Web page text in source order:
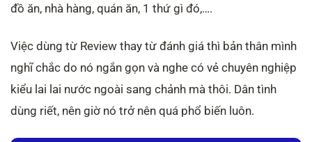
đồ ăn, nhà hàng, quán ăn, 1 thứ gì đó,….
Việc dùng từ Review thay từ đánh giá thì bản thân mình
nghĩ chắc do nó ngắn gọn và nghe có vẻ chuyên nghiệp
kiểu lai lai nước ngoài sang chảnh mà thôi. Dân tình
dùng riết, nên giờ nó trở nên quá phổ biến luôn.